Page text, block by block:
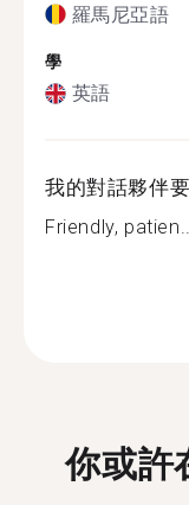
羅馬尼亞語
學
英語
我的對話夥伴要
Friendly,
你或許